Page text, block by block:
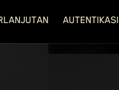
AUTENTIKASI